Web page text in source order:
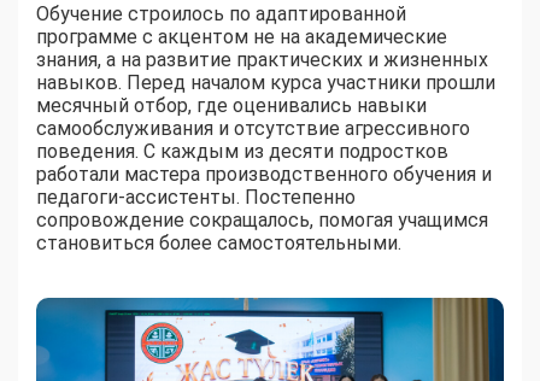
Обучение строилось по адаптированной
программе с акцентом не на академические
знания, а на развитие практических и жизненных
навыков. Перед началом курса участники прошли
месячный отбор, где оценивались навыки
самообслуживания и отсутствие агрессивного
поведения. С каждым из десяти подростков
работали мастера производственного обучения и
педагоги-ассистенты. Постепенно
сопровождение сокращалось, помогая учащимся
становиться более самостоятельными.